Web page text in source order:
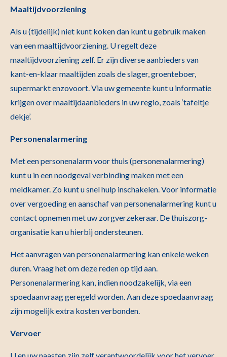
Maaltijdvoorziening
Als u (tijdelijk) niet kunt koken dan kunt u gebruik maken
van een maaltijdvoorziening. U regelt deze
maaltijdvoorziening zelf. Er zijn diverse aanbieders van
kant-en-klaar maaltijden zoals de slager, groenteboer,
supermarkt enzovoort. Via uw gemeente kunt u informatie
krijgen over maaltijdaanbieders in uw regio, zoals ‘tafeltje
dekje’.
Personenalarmering
Met een personenalarm voor thuis (personenalarmering)
kunt u in een noodgeval verbinding maken met een
meldkamer. Zo kunt u snel hulp inschakelen. Voor informatie
over vergoeding en aanschaf van personenalarmering kunt u
contact opnemen met uw zorgverzekeraar. De thuiszorg-
organisatie kan u hierbij ondersteunen.
Het aanvragen van personenalarmering kan enkele weken
duren. Vraag het om deze reden op tijd aan.
Personenalarmering kan, indien noodzakelijk, via een
spoedaanvraag geregeld worden. Aan deze spoedaanvraag
zijn mogelijk extra kosten verbonden.
Vervoer